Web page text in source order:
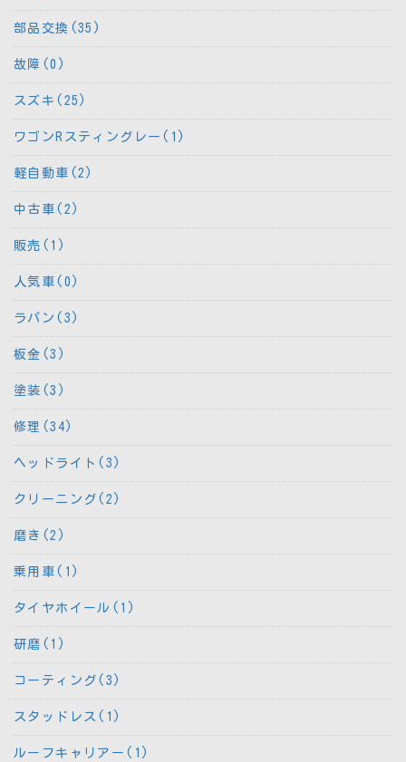
部品交換(35)
故障(0)
スズキ(25)
ワゴンRスティングレー(1)
軽自動車(2)
中古車(2)
販売(1)
人気車(0)
ラパン(3)
板金(3)
塗装(3)
修理(34)
ヘッドライト(3)
クリーニング(2)
磨き(2)
乗用車(1)
タイヤホイール(1)
研磨(1)
コーティング(3)
スタッドレス(1)
ルーフキャリアー(1)